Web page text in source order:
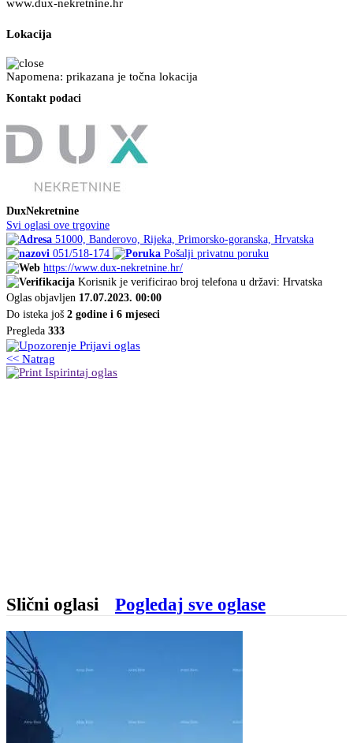
www.dux-nekretnine.hr
Lokacija
Napomena: prikazana je točna lokacija
Kontakt podaci
DuxNekretnine
Svi oglasi ove trgovine
51000, Banderovo, Rijeka, Primorsko-goranska, Hrvatska
051/518-174
Pošalji privatnu poruku
https://www.dux-nekretnine.hr/
Korisnik je verificirao broj telefona u državi: Hrvatska
Oglas objavljen 17.07.2023. 00:00
Do isteka još 2 godine i 6 mjeseci
Pregleda 333
Prijavi oglas
<< Natrag
Ispirintaj oglas
Slični oglasi Pogledaj sve oglase